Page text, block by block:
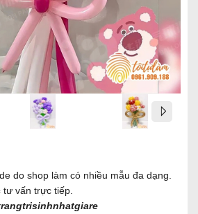
do shop làm có nhiều mẫu đa dạng.
vấn trực tiếp.